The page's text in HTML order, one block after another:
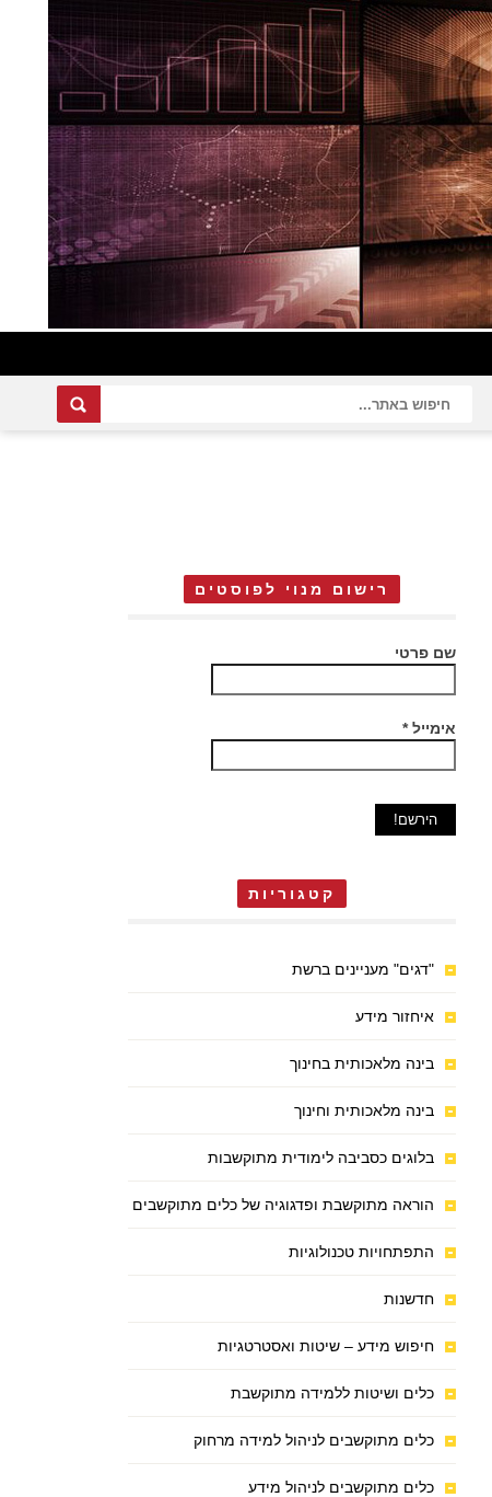
רישום מנוי לפוסטים
שם פרטי
אימייל*
קטגוריות
"דגים" מעניינים ברשת
איחזור מידע
בינה מלאכותית בחינוך
בינה מלאכותית וחינוך
בלוגים כסביבה לימודית מתוקשבות
הוראה מתוקשבת ופדגוגיה של כלים מתוקשבים
התפתחויות טכנולוגיות
חדשנות
חיפוש מידע – שיטות ואסטרטגיות
כלים ושיטות ללמידה מתוקשבת
כלים מתוקשבים לניהול למידה מרחוק
כלים מתוקשבים לניהול מידע